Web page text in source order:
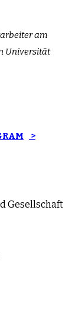
am
Universität
>
Gesellschaft